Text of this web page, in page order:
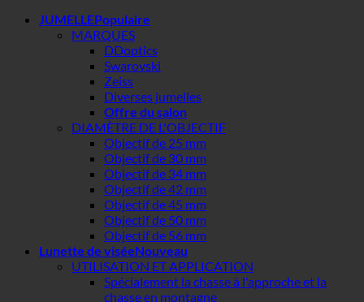
JUMELLE
MARQUES
DDoptics
Swarovski
Zeiss
Diverses jumelles
Offre du salon
DIAMÈTRE DE L'OBJECTIF
Objectif de 25 mm
Objectif de 30 mm
Objectif de 34 mm
Objectif de 42 mm
Objectif de 45 mm
Objectif de 50 mm
Objectif de 56 mm
Lunette de visée
UTILISATION ET APPLICATION
Spécialement la chasse à l'approche et la
chasse en montagne